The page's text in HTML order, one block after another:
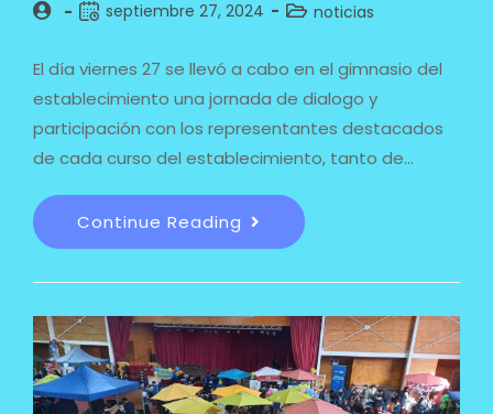
septiembre 27, 2024 noticias
El día viernes 27 se llevó a cabo en el gimnasio del
establecimiento una jornada de dialogo y
participación con los representantes destacados
de cada curso del establecimiento, tanto de…
Continue Reading